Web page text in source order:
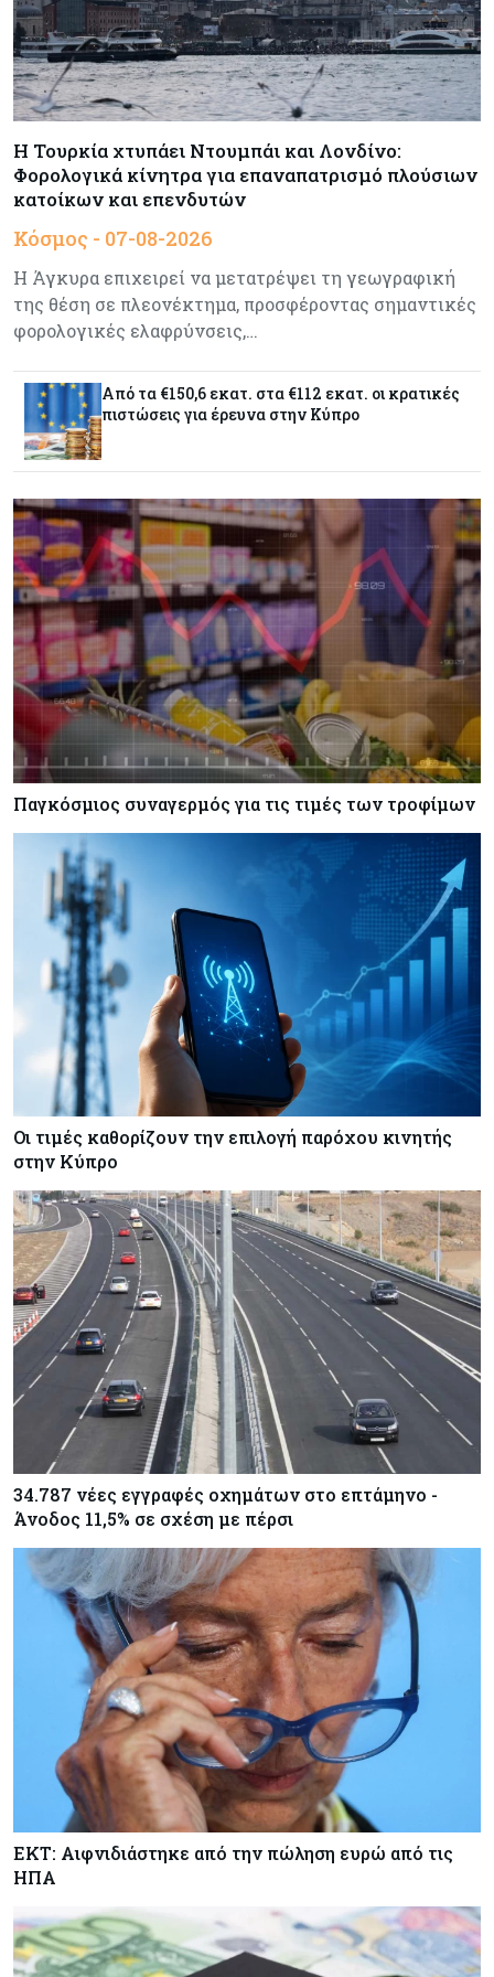
συγκοινωνιών
Ενέργεια 07-08-2026
Δαμιανός για GSI: Θετική εξέλιξη η είσοδος της
Crypto
Γιατί το Bitcoin διχάζει αναλυτές και αγορά
Ελλάδα 07-08-2026
Καλπάζουν τα Airbnb στην Ελλάδα - Σχεδόν
sold out τα νησιά
Μέση Ανατολή
Κόσμος 07-08-2026
Σαουδική Αραβία, Πακιστάν και Τουρκία
υπογράφουν συμφωνία για αμοιβαία άμυνα
Εμπορεύματα 07-08-2026
Πετρέλαιο: Πιάνει και πάλι τα 83 δολάρια το
Brent μετά το σχέδιο του Ιράν για τα Στενά του
Ορμούζ
Κόσμος 07-08-2026
Ευρωπαϊκή αυτοκινητοβιομηχανία: Αναζητά
σωσίβιο στην Κίνα
Κύπρος 07-08-2026
Πώς οι κυπριακές τράπεζες «τιμολογούν» τον
πόλεμο
Η Τουρκία χτυπάει Ντουμπάι και Λονδίνο:
Φορολογικά κίνητρα για επαναπατρισμό πλούσιων
κατοίκων και επενδυτών
Κόσμος - 07-08-2026
Η Άγκυρα επιχειρεί να μετατρέψει τη γεωγραφική
της θέση σε πλεονέκτημα, προσφέροντας σημαντικές
φορολογικές ελαφρύνσεις,…
Από τα €150,6 εκατ. στα €112 εκατ. οι κρατικές
πιστώσεις για έρευνα στην Κύπρο
Παγκόσμιος συναγερμός για τις τιμές των τροφίμων
Οι τιμές καθορίζουν την επιλογή παρόχου κινητής
στην Κύπρο
34.787 νέες εγγραφές οχημάτων στο επτάμηνο -
Άνοδος 11,5% σε σχέση με πέρσι
ΕΚΤ: Αιφνιδιάστηκε από την πώληση ευρώ από τις
ΗΠΑ